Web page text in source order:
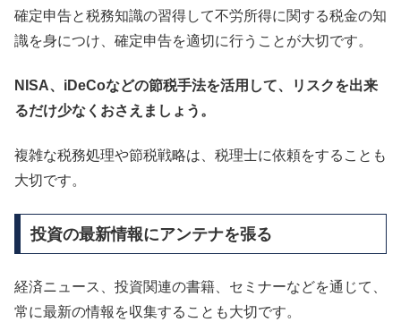
確定申告と税務知識の習得して不労所得に関する税金の知
識を身につけ、確定申告を適切に行うことが大切です。
NISA、iDeCoなどの節税手法を活用して、リスクを出来
るだけ少なくおさえましょう。
複雑な税務処理や節税戦略は、税理士に依頼をすることも
大切です。
投資の最新情報にアンテナを張る
経済ニュース、投資関連の書籍、セミナーなどを通じて、
常に最新の情報を収集することも大切です。